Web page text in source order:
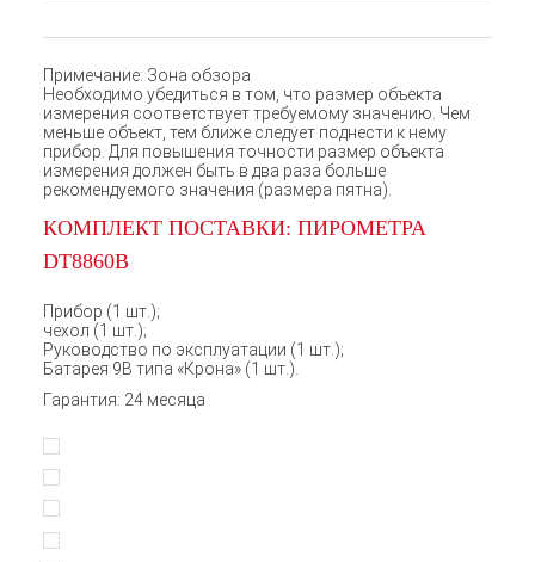
Примечание: Зона обзора
Необходимо убедиться в том, что размер объекта
измерения соответствует требуемому значению. Чем
меньше объект, тем ближе следует поднести к нему
прибор. Для повышения точности размер объекта
измерения должен быть в два раза больше
рекомендуемого значения (размера пятна).
КОМПЛЕКТ ПОСТАВКИ: ПИРОМЕТРА
DT8860B
Прибор (1 шт.);
чехол (1 шт.);
Руководство по эксплуатации (1 шт.);
Батарея 9В типа «Крона» (1 шт.).
Гарантия: 24 месяца